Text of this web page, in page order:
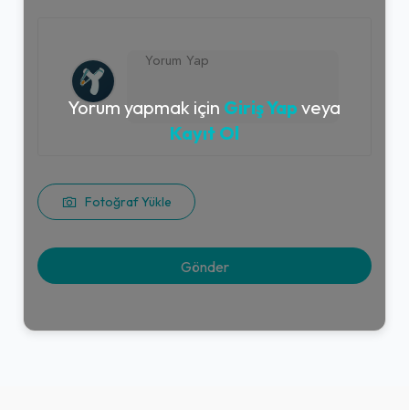
Fotoğraf Yükle
Yorum yapmak için Giriş Yap veya
Kayıt Ol